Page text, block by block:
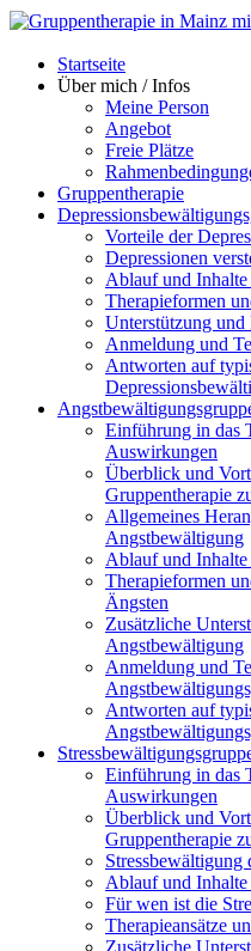
Startseite
Über mich / Infos
Meine Person
Angebot
Freie Plätze
Gruppentherapie
Vorteile der
Depressionen
​​​​​​​Ablauf und Inhalte
Therapieformen
Unterstützung und
Anmeldung und
Antworten auf
Einführung in das
Auswirkungen
Überblick und
Gruppentherapie
Allgemeines
Angstbewältigung
Ablauf und Inhalte
Therapieformen
Ängsten
Zusätzliche
Angstbewältigung
Anmeldung und
Antworten auf
Einführung in das
Auswirkungen
Überblick und
Gruppentherapie
Ablauf und Inhalte
Für wen ist die
Therapieansätze
Zusätzliche